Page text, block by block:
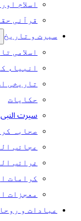
اسلام
قرآنی
سیرت و تاریخ
اسلامی
انبیاء
تاریخی
حکایات
سیرت
صحابہ
عجائب
غرائب
کرامات
معجزات
عبادات و